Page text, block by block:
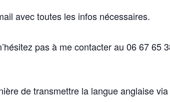
avec toutes les infos nécessaires.
pas à me contacter au 06 67 65
de transmettre la langue anglaise